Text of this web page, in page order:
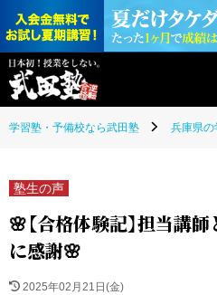
学習塾・予備校なら武田塾 兵庫県の
塾生の声
🌸【合格体験記】担当講
に感謝🌸
2025年02月21日(金)